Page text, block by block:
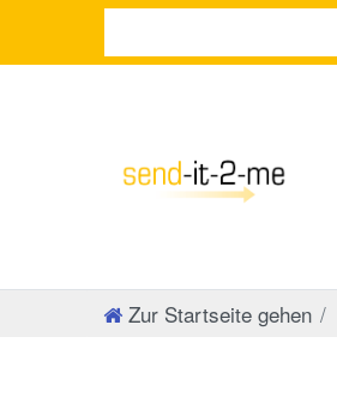
Zur Startseite gehen